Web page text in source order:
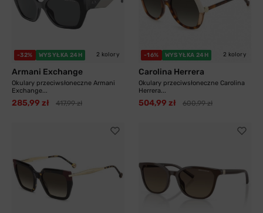
-32% WYSYŁKA 24H 2 kolory
Armani Exchange
Okulary przeciwsłoneczne Armani
Exchange...
285,99 zł 417,99 zł
-16% WYSYŁKA 24H 2 kolory
Carolina Herrera
Okulary przeciwsłoneczne Carolina
Herrera...
504,99 zł 600,99 zł